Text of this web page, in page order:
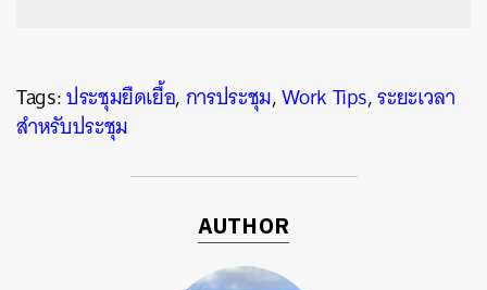
Tags:ประชุมยืดเยื้อ,การประชุม,Work Tips,ระยะเวลา
สำหรับประชุม
AUTHOR